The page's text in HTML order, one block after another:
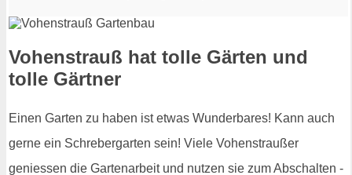
Vohenstrauß hat tolle Gärten und
tolle Gärtner
Einen Garten zu haben ist etwas Wunderbares! Kann auch
gerne ein Schrebergarten sein! Viele Vohenstraußer
geniessen die Gartenarbeit und nutzen sie zum Abschalten -